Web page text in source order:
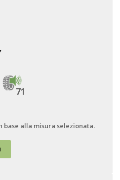
71
alla misura selezionata.